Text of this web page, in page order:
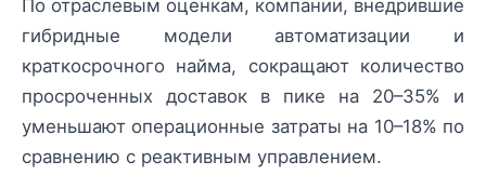
По отраслевым оценкам, компании, внедрившие
гибридные модели автоматизации и
краткосрочного найма, сокращают количество
просроченных доставок в пике на 20–35% и
уменьшают операционные затраты на 10–18% по
сравнению с реактивным управлением.